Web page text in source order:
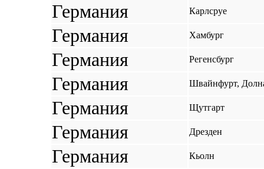
Германия Карлсруе
Германия Хамбург
Германия Регенсбург
Германия Швайнфурт,
Германия Щутгарт
Германия Дрезден
Германия Кьолн